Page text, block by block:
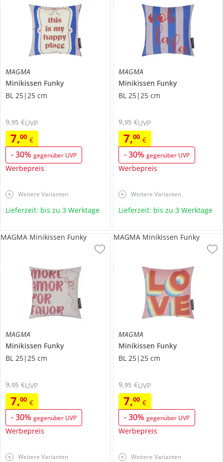
MAGMA
Minikissen Funky
BL 25|25 cm
7,00 €
-30% gegenüber UVP
Werbepreis
9,95 €UVP
Weitere Varianten
Lieferzeit: bis zu 3 Werktage
MAGMA
Minikissen Funky
BL 25|25 cm
7,00 €
-30% gegenüber UVP
Werbepreis
9,95 €UVP
Weitere Varianten
Lieferzeit: bis zu 3 Werktage
MAGMA
Minikissen Funky
BL 25|25 cm
7,00 €
-30% gegenüber UVP
Werbepreis
9,95 €UVP
MAGMA Minikissen Funky
Weitere Varianten
MAGMA
Minikissen Funky
BL 25|25 cm
7,00 €
-30% gegenüber UVP
Werbepreis
9,95 €UVP
MAGMA Minikissen Funky
Weitere Varianten